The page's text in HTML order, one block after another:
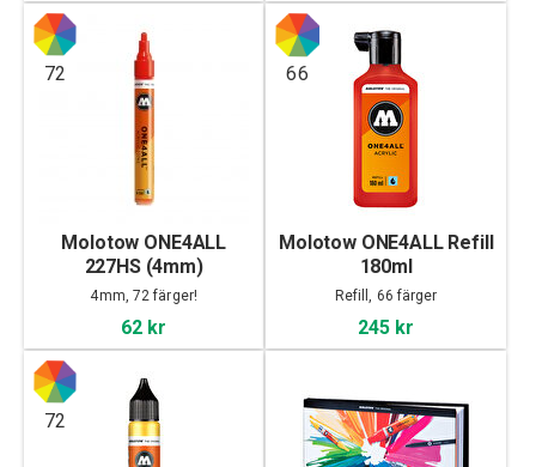
72
Molotow ONE4ALL
227HS (4mm)
4mm, 72 färger!
62 kr
66
Molotow ONE4ALL Refill
180ml
Refill, 66 färger
245 kr
72